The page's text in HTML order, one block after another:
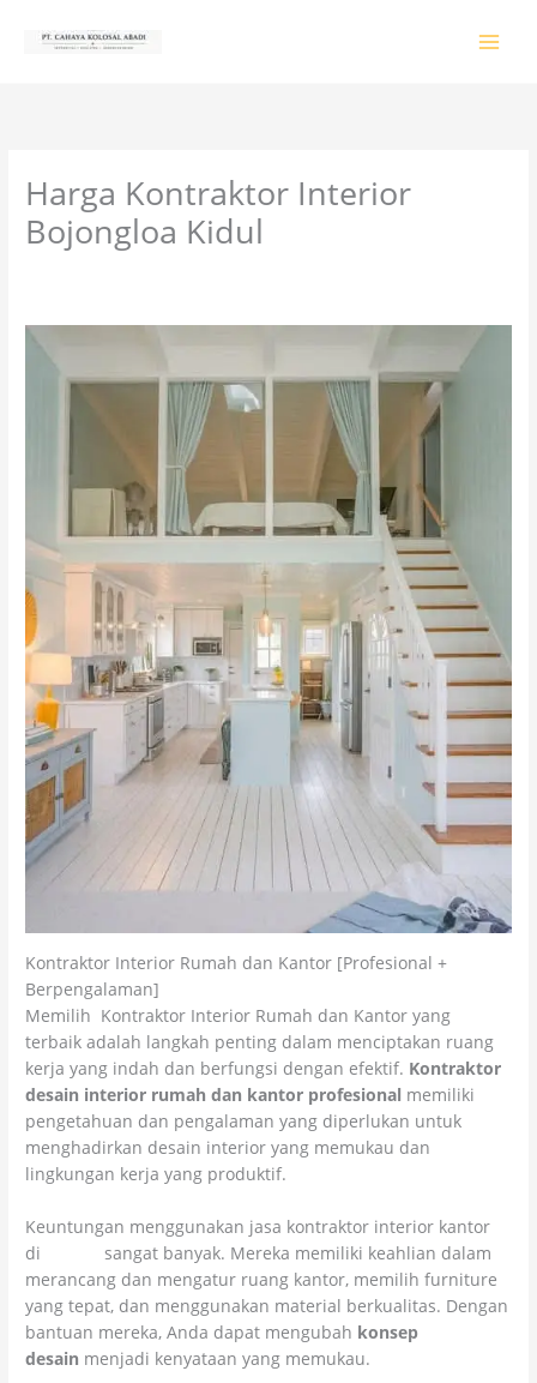
Harga Kontraktor Interior
Bojongloa Kidul
Kontraktor Interior Rumah dan Kantor [Profesional +
Berpengalaman]
Memilih Kontraktor Interior Rumah dan Kantor yang
terbaik adalah langkah penting dalam menciptakan ruang
kerja yang indah dan berfungsi dengan efektif. Kontraktor
desain interior rumah dan kantor profesional memiliki
pengetahuan dan pengalaman yang diperlukan untuk
menghadirkan desain interior yang memukau dan
lingkungan kerja yang produktif.
Keuntungan menggunakan jasa kontraktor interior kantor
di
sangat banyak. Mereka memiliki keahlian dalam
merancang dan mengatur ruang kantor, memilih furniture
yang tepat, dan menggunakan material berkualitas. Dengan
bantuan mereka, Anda dapat mengubah konsep
desain menjadi kenyataan yang memukau.